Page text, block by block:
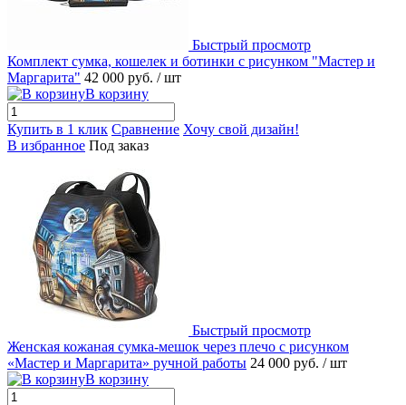
Быстрый просмотр
Комплект сумка, кошелек и ботинки с рисунком "Мастер и
Маргарита" 42 000 руб. / шт
В корзину
Купить в 1 клик Сравнение Хочу свой дизайн!
В избранное Под заказ
Быстрый просмотр
Женская кожаная сумка-мешок через плечо с рисунком
«Мастер и Маргарита» ручной работы 24 000 руб. / шт
В корзину